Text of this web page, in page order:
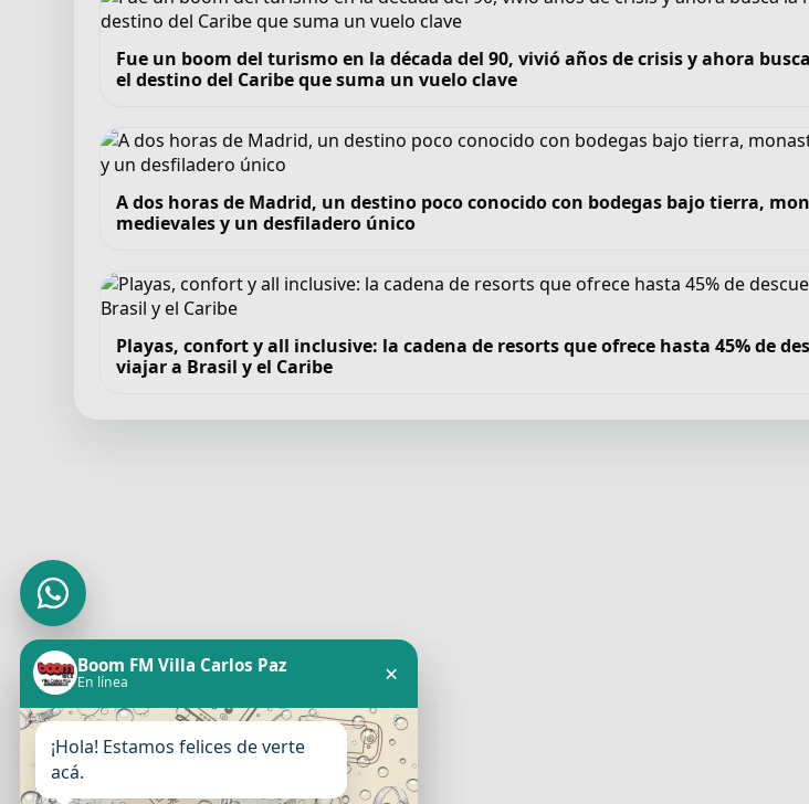
Fue un boom del turismo en la década del 90, vivió años de crisis y ahora
el destino del Caribe que suma un vuelo clave
A dos horas de Madrid, un destino poco conocido con bodegas bajo tierra,
medievales y un desfiladero único
Playas, confort y all inclusive: la cadena de resorts que ofrece hasta 45% de
viajar a Brasil y el Caribe
Boom FM Villa Carlos Paz
En línea ×
¡Hola! Estamos felices de verte
acá.